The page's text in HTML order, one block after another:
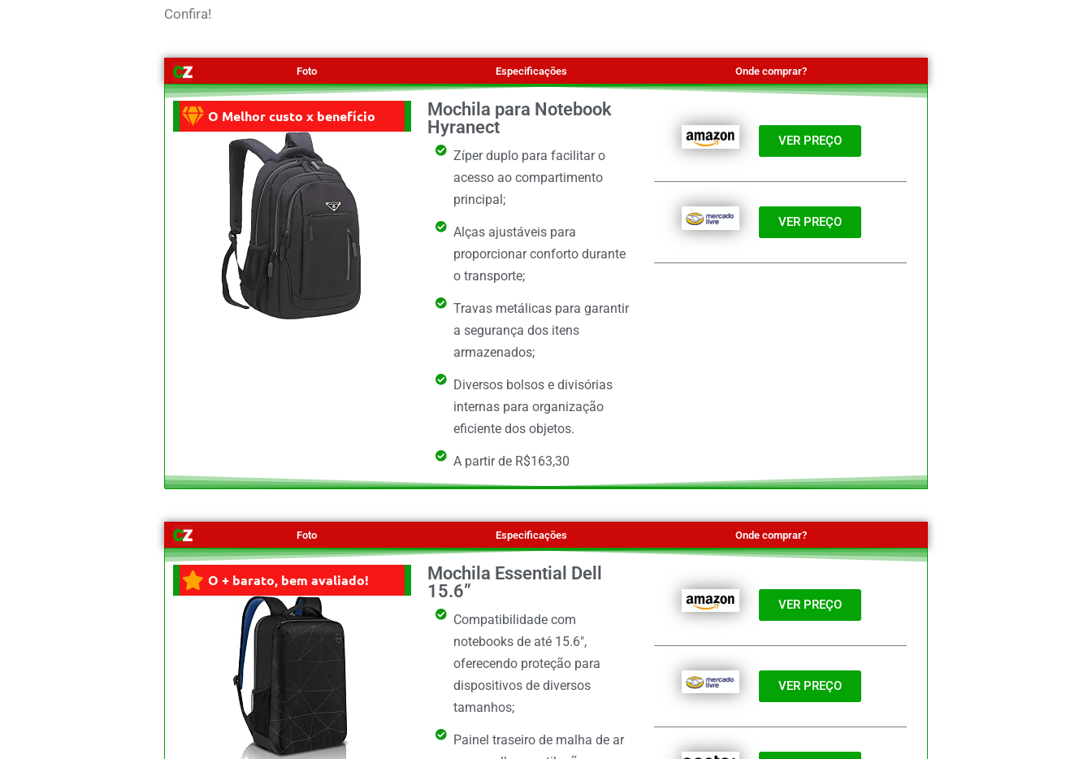
Confira!
Foto Especificações Onde comprar?
O Melhor custo x benefício
Mochila para Notebook
Hyranect
Zíper duplo para facilitar o
acesso ao compartimento
principal;
Alças ajustáveis para
proporcionar conforto durante
o transporte;
Travas metálicas para garantir
a segurança dos itens
armazenados;
Diversos bolsos e divisórias
internas para organização
eficiente dos objetos.
A partir de R$163,30
VER PREÇO
VER PREÇO
Foto Especificações Onde comprar?
O + barato, bem avaliado!
Mochila Essential Dell
15.6”
Compatibilidade com
notebooks de até 15.6",
oferecendo proteção para
dispositivos de diversos
tamanhos;
Painel traseiro de malha de ar
VER PREÇO
VER PREÇO